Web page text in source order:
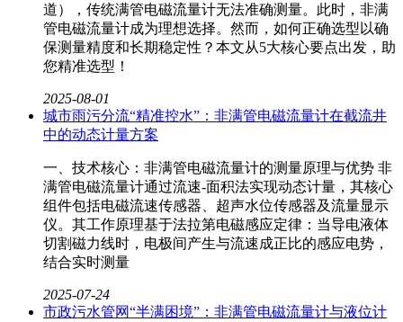
道），传统满管电磁流量计无法准确测量。此时，非满
管电磁流量计成为理想选择。然而，如何正确选型以确
保测量精度和长期稳定性？本文从5大核心要点出发，助
您精准选型！
2025-08-01
城市雨污分流“精准控水”：非满管电磁流量计在截流井
中的动态计量方案
一、技术核心：非满管电磁流量计的测量原理与优势 非
满管电磁流量计通过流速-面积法实现动态计量，其核心
组件包括电磁流速传感器、超声水位传感器及流量显示
仪。其工作原理基于法拉第电磁感应定律：当导电液体
切割磁力线时，电极间产生与流速成正比的感应电势，
结合实时测量
2025-07-24
市政污水管网“半满困境”：非满管电磁流量计与液位计